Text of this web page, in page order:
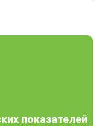
показателей